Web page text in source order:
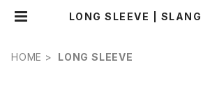
LONG SLEEVE | SLANG
HOME LONG SLEEVE